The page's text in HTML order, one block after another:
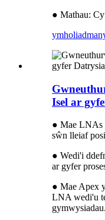
● Mathau:
ymholiad
Isel ar
● Mae LNAs
sŵn lleiaf
● Wedi'i
ar gyfer
● Mae Apex
LNA wedi'u
gymwysiadau.